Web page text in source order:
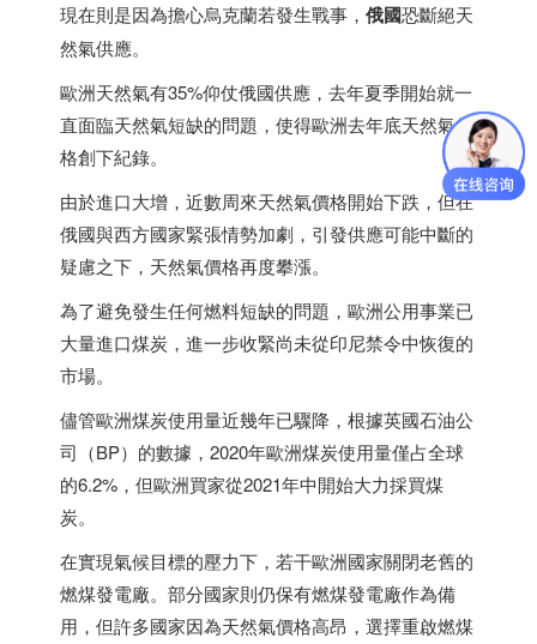
現在則是因為擔心烏克蘭若發生戰事， 俄國恐斷絕天
然氣供應。
歐洲天然氣有35%仰仗俄國供應，去年夏季開始就一
直面臨天然氣短缺的問題，使得歐洲去年底天然氣價
格創下紀錄。
由於進口大增，近數周來天然氣價格開始下跌，但在
俄國與西方國家緊張情勢加劇，引發供應可能中斷的
疑慮之下，天然氣價格再度攀漲。
為了避免發生任何燃料短缺的問題，歐洲公用事業已
大量進口煤炭，進一步收緊尚未從印尼禁令中恢復的
市場。
儘管歐洲煤炭使用量近幾年已驟降，根據英國石油公
司（BP）的數據，2020年歐洲煤炭使用量僅占全球
的6.2%，但歐洲買家從2021年中開始大力採買煤
炭。
在實現氣候目標的壓力下，若干歐洲國家關閉老舊的
燃煤發電廠。部分國家則仍保有燃煤發電廠作為備
用，但許多國家因為天然氣價格高昂，選擇重啟燃煤